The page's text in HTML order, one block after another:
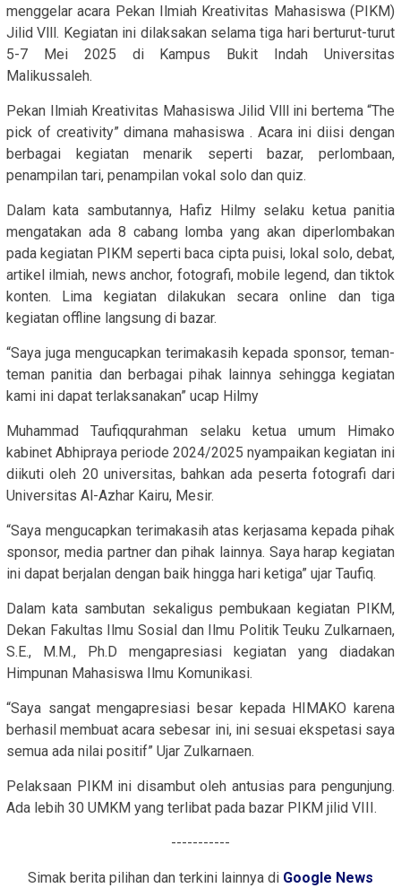
menggelar acara Pekan Ilmiah Kreativitas Mahasiswa (PIKM)
Jilid Vlll. Kegiatan ini dilaksakan selama tiga hari berturut-turut
5-7 Mei 2025 di Kampus Bukit Indah Universitas
Malikussaleh.
Pekan Ilmiah Kreativitas Mahasiswa Jilid Vlll ini bertema “The
pick of creativity” dimana mahasiswa . Acara ini diisi dengan
berbagai kegiatan menarik seperti bazar, perlombaan,
penampilan tari, penampilan vokal solo dan quiz.
Dalam kata sambutannya, Hafiz Hilmy selaku ketua panitia
mengatakan ada 8 cabang lomba yang akan diperlombakan
pada kegiatan PIKM seperti baca cipta puisi, lokal solo, debat,
artikel ilmiah, news anchor, fotografi, mobile legend, dan tiktok
konten. Lima kegiatan dilakukan secara online dan tiga
kegiatan offline langsung di bazar.
“Saya juga mengucapkan terimakasih kepada sponsor, teman-
teman panitia dan berbagai pihak lainnya sehingga kegiatan
kami ini dapat terlaksanakan” ucap Hilmy
Muhammad Taufiqqurahman selaku ketua umum Himako
kabinet Abhipraya periode 2024/2025 nyampaikan kegiatan ini
diikuti oleh 20 universitas, bahkan ada peserta fotografi dari
Universitas Al-Azhar Kairu, Mesir.
“Saya mengucapkan terimakasih atas kerjasama kepada pihak
sponsor, media partner dan pihak lainnya. Saya harap kegiatan
ini dapat berjalan dengan baik hingga hari ketiga” ujar Taufiq.
Dalam kata sambutan sekaligus pembukaan kegiatan PIKM,
Dekan Fakultas Ilmu Sosial dan Ilmu Politik Teuku Zulkarnaen,
S.E., M.M., Ph.D mengapresiasi kegiatan yang diadakan
Himpunan Mahasiswa Ilmu Komunikasi.
“Saya sangat mengapresiasi besar kepada HIMAKO karena
berhasil membuat acara sebesar ini, ini sesuai ekspetasi saya
semua ada nilai positif” Ujar Zulkarnaen.
Pelaksaan PIKM ini disambut oleh antusias para pengunjung.
Ada lebih 30 UMKM yang terlibat pada bazar PIKM jilid VIII.
-----------
Simak berita pilihan dan terkini lainnya di Google News